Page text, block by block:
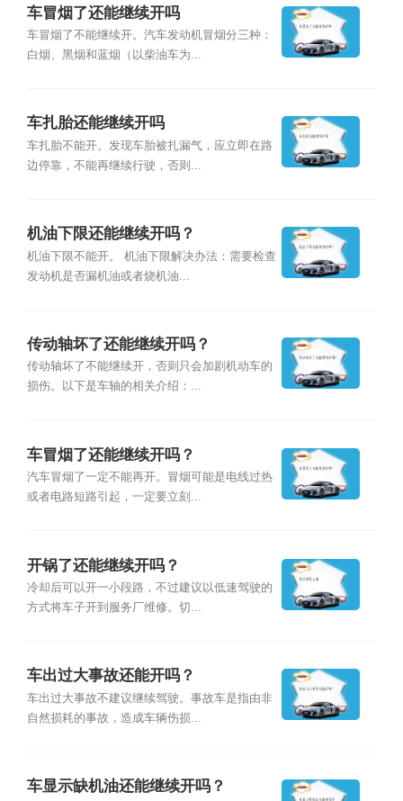
车冒烟了还能继续开吗
车冒烟了不能继续开。汽车发动机冒烟分三种：
白烟、黑烟和蓝烟（以柴油车为...
车扎胎还能继续开吗
车扎胎不能开。发现车胎被扎漏气，应立即在路
边停靠，不能再继续行驶，否则...
机油下限还能继续开吗？
机油下限不能开。 机油下限解决办法：需要检查
发动机是否漏机油或者烧机油...
传动轴坏了还能继续开吗？
传动轴坏了不能继续开，否则只会加剧机动车的
损伤。以下是车轴的相关介绍：...
车冒烟了还能继续开吗？
汽车冒烟了一定不能再开。冒烟可能是电线过热
或者电路短路引起，一定要立刻...
开锅了还能继续开吗？
冷却后可以开一小段路，不过建议以低速驾驶的
方式将车子开到服务厂维修。切...
车出过大事故还能开吗？
车出过大事故不建议继续驾驶。事故车是指由非
自然损耗的事故，造成车辆伤损...
车显示缺机油还能继续开吗？